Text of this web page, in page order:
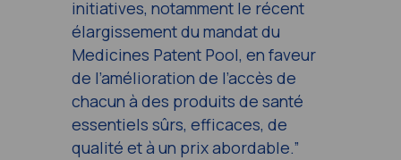
initiatives, notamment le récent
élargissement du mandat du
Medicines Patent Pool, en faveur
de l’amélioration de l’accès de
chacun à des produits de santé
essentiels sûrs, efficaces, de
qualité et à un prix abordable.”